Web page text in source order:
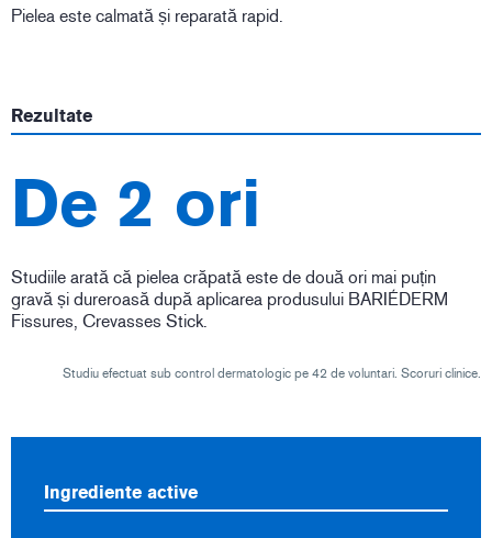
Pielea este calmată și reparată rapid.
Rezultate
De 2 ori
Studiile arată că pielea crăpată este de două ori mai puțin
gravă și dureroasă după aplicarea produsului BARIÉDERM
Fissures, Crevasses Stick.
Studiu efectuat sub control dermatologic pe 42 de voluntari. Scoruri clinice.
Ingrediente active